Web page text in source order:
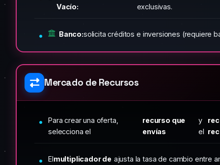
Vacío:
exclusivas.
Banco:solicita créditos e inversiones (requiere
Mercado de Recursos
Para crear una oferta,
selecciona el
recurso que
envías
y
el
Elmultiplicador de ajusta la tasa de cambio entre